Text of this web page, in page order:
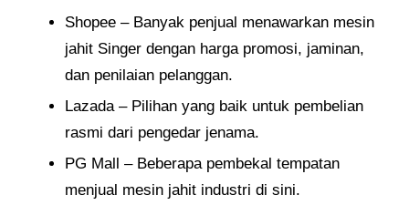
Shopee – Banyak penjual menawarkan mesin
jahit Singer dengan harga promosi, jaminan,
dan penilaian pelanggan.
Lazada – Pilihan yang baik untuk pembelian
rasmi dari pengedar jenama.
PG Mall – Beberapa pembekal tempatan
menjual mesin jahit industri di sini.